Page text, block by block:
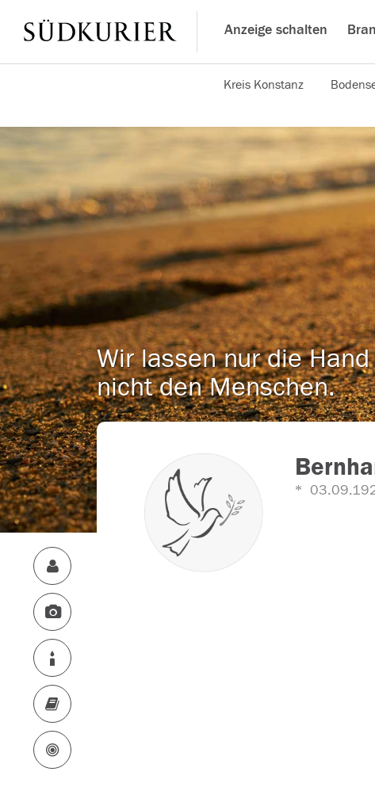
Anzeige schalten
Kreis Konstanz
Wir lassen nur die
nicht den Menschen.